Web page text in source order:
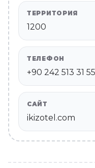
ТЕРРИТОРИЯ
1200
ТЕЛЕФОН
+90 242 513 31 55
САЙТ
ikizotel.com